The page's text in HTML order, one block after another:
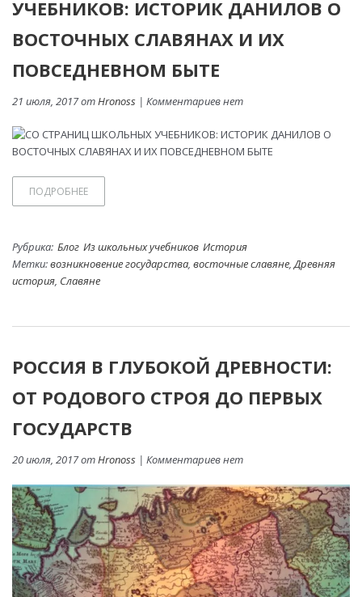
УЧЕБНИКОВ: ИСТОРИК ДАНИЛОВ О
ВОСТОЧНЫХ СЛАВЯНАХ И ИХ
ПОВСЕДНЕВНОМ БЫТЕ
21 июля, 2017 отHronoss | Комментариев нет
ПОДРОБНЕЕ
Рубрика: Блог Из школьных учебников История
Метки:возникновение государства, восточные славяне,Древняя
история, Славяне
РОССИЯ В ГЛУБОКОЙ ДРЕВНОСТИ:
ОТ РОДОВОГО СТРОЯ ДО ПЕРВЫХ
ГОСУДАРСТВ
20 июля, 2017 отHronoss | Комментариев нет